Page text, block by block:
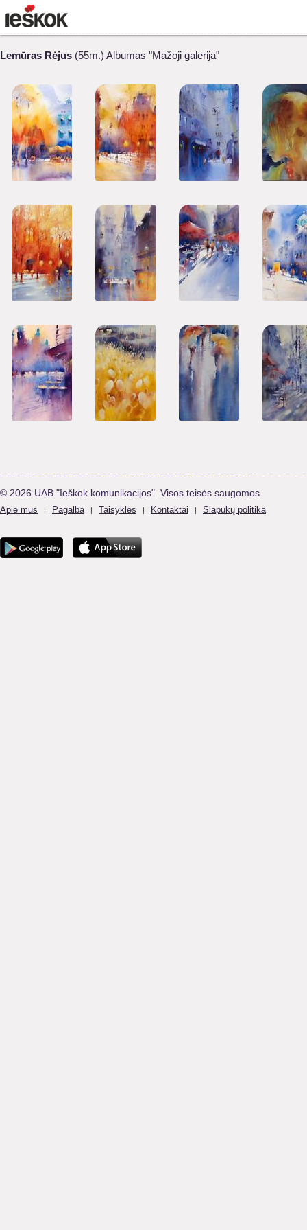
Lemūras Rėjus (55m.) Albumas "Mažoji galerija"
© 2026 UAB "Ieškok komunikacijos". Visos teisės saugomos.
Apie mus | Pagalba | Taisyklės | Kontaktai | Slapukų politika